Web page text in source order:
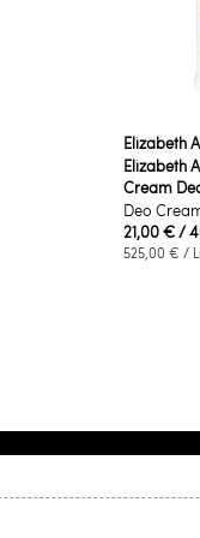
Elizabeth
Elizabeth
Cream
Deo
21,00 €/
525,00 € /